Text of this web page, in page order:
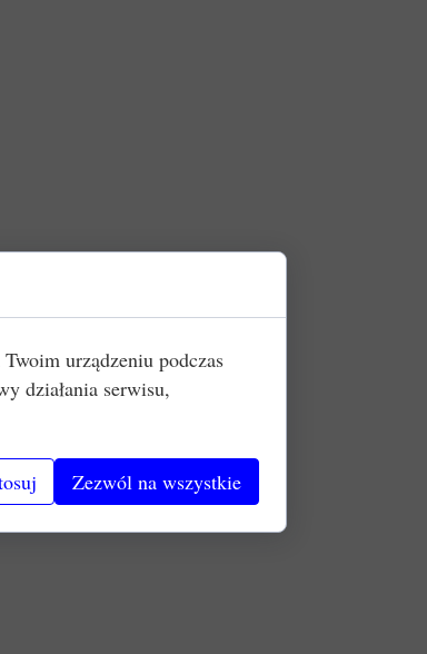
urządzeniu podczas
działania serwisu,
Zezwól na wszystkie